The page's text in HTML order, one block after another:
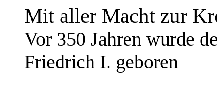
Mit aller Macht zur
Vor 350 Jahren wurde
Friedrich I. geboren